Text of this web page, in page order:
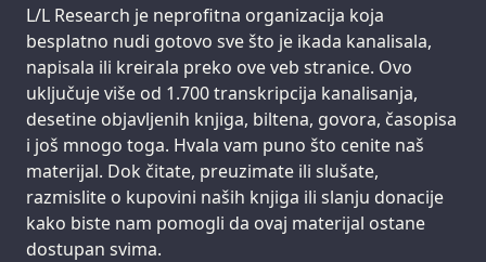
Support us:
L/L Research je neprofitna organizacija koja
besplatno nudi gotovo sve što je ikada kanalisala,
napisala ili kreirala preko ove veb stranice. Ovo
uključuje više od 1.700 transkripcija kanalisanja,
desetine objavljenih knjiga, biltena, govora, časopisa
i još mnogo toga. Hvala vam puno što cenite naš
materijal. Dok čitate, preuzimate ili slušate,
razmislite o kupovini naših knjiga ili slanju donacije
kako biste nam pomogli da ovaj materijal ostane
dostupan svima.